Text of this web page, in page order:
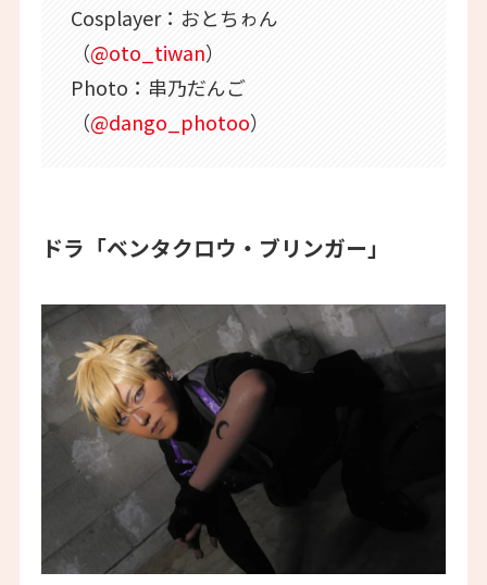
Cosplayer：おとちゎん
（@oto_tiwan）
Photo：串乃だんご
（@dango_photoo）
ドラ「ベンタクロウ・ブリンガー」